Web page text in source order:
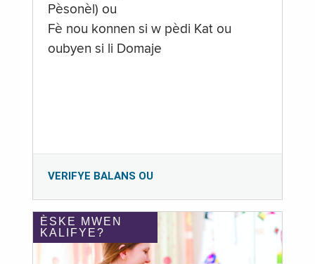
Pèsonèl) ou
Fè nou konnen si w pèdi Kat ou
oubyen si li Domaje
VERIFYE BALANS OU
ÈSKE MWEN
KALIFYE?